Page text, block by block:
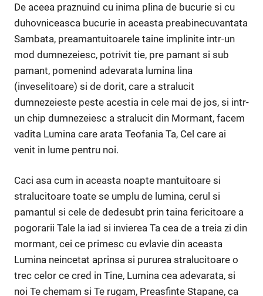
De aceea praznuind cu inima plina de bucurie si cu
duhovniceasca bucurie in aceasta preabinecuvantata
Sambata, preamantuitoarele taine implinite intr-un
mod dumnezeiesc, potrivit tie, pre pamant si sub
pamant, pomenind adevarata lumina lina
(inveselitoare) si de dorit, care a stralucit
dumnezeieste peste acestia in cele mai de jos, si intr-
un chip dumnezeiesc a stralucit din Mormant, facem
vadita Lumina care arata Teofania Ta, Cel care ai
venit in lume pentru noi.
Caci asa cum in aceasta noapte mantuitoare si
stralucitoare toate se umplu de lumina, cerul si
pamantul si cele de dedesubt prin taina fericitoare a
pogorarii Tale la iad si invierea Ta cea de a treia zi din
mormant, cei ce primesc cu evlavie din aceasta
Lumina neincetat aprinsa si pururea stralucitoare o
trec celor ce cred in Tine, Lumina cea adevarata, si
noi Te chemam si Te rugam, Preasfinte Stapane, ca